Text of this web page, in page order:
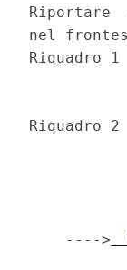
Riportare
nel
Riquadro
Riquadro
    ---->